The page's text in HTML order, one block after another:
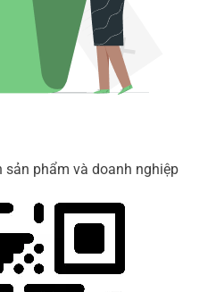
sản phẩm và doanh nghiệp